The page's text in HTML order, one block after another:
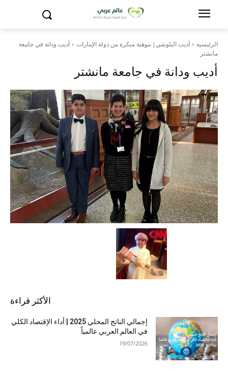
الرئيسية أديب البلوشي| موهبة مبكرة من دولة الإمارات
أديب ودانة في جامعة
مانشتر
أديب ودانة في جامعة مانشتر
الأكثر قراءة
إجمالي الناتج المحلي 2025 | أداء الإقتصاد الكلي
في العالم العربي عالمياً
19/07/2026